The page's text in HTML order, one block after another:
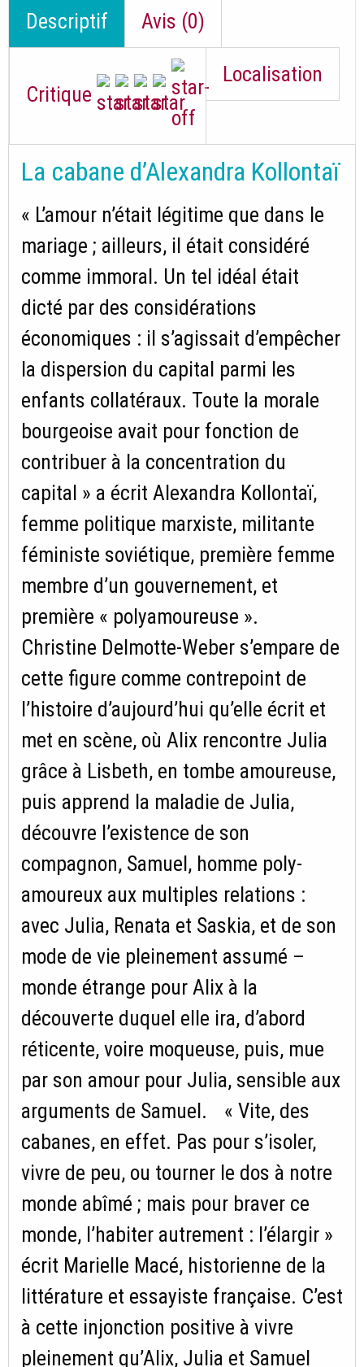
Descriptif Avis (0)
Critique
Localisation
La cabane d’Alexandra Kollontaï
« L’amour n’était légitime que dans le
mariage ; ailleurs, il était considéré
comme immoral. Un tel idéal était
dicté par des considérations
économiques : il s’agissait d’empêcher
la dispersion du capital parmi les
enfants collatéraux. Toute la morale
bourgeoise avait pour fonction de
contribuer à la concentration du
capital » a écrit Alexandra Kollontaï,
femme politique marxiste, militante
féministe soviétique, première femme
membre d’un gouvernement, et
première « polyamoureuse ».
Christine Delmotte-Weber s’empare de
cette figure comme contrepoint de
l’histoire d’aujourd’hui qu’elle écrit et
met en scène, où Alix rencontre Julia
grâce à Lisbeth, en tombe amoureuse,
puis apprend la maladie de Julia,
découvre l’existence de son
compagnon, Samuel, homme poly-
amoureux aux multiples relations :
avec Julia, Renata et Saskia, et de son
mode de vie pleinement assumé –
monde étrange pour Alix à la
découverte duquel elle ira, d’abord
réticente, voire moqueuse, puis, mue
par son amour pour Julia, sensible aux
arguments de Samuel. « Vite, des
cabanes, en effet. Pas pour s’isoler,
vivre de peu, ou tourner le dos à notre
monde abîmé ; mais pour braver ce
monde, l’habiter autrement : l’élargir »
écrit Marielle Macé, historienne de la
littérature et essayiste française. C’est
à cette injonction positive à vivre
pleinement qu’Alix, Julia et Samuel